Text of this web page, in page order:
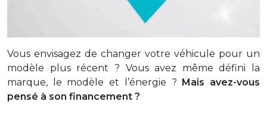
Vous envisagez de changer votre véhicule pour un
modèle plus récent ? Vousavez même défini la
marque, le modèle et l’énergie ?
Mais avez-vous
pensé à son financement ?